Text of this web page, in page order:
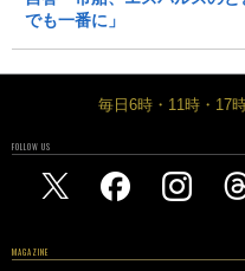
でも一番に」
毎日6時・11時・17
FOLLOW US
MAGAZINE